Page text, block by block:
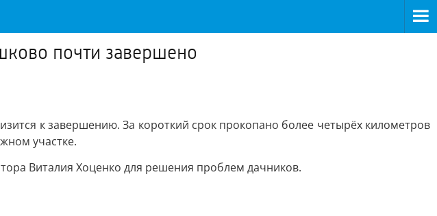
почти завершено
к завершению. За короткий срок прокопано более четырёх километров
участке.
Виталия Хоценко для решения проблем дачников.